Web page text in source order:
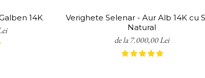
14K
Verighete Selenar - Aur Alb 14K cu
Natural
de la 7.000,00 Lei